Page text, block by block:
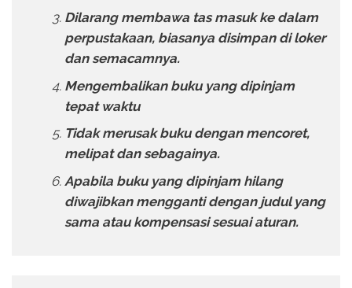
Dilarang membawa tas masuk ke dalam
perpustakaan, biasanya disimpan di loker
dan semacamnya.
Mengembalikan buku yang dipinjam
tepat waktu
Tidak merusak buku dengan mencoret,
melipat dan sebagainya.
Apabila buku yang dipinjam hilang
diwajibkan mengganti dengan judul yang
sama atau kompensasi sesuai aturan.